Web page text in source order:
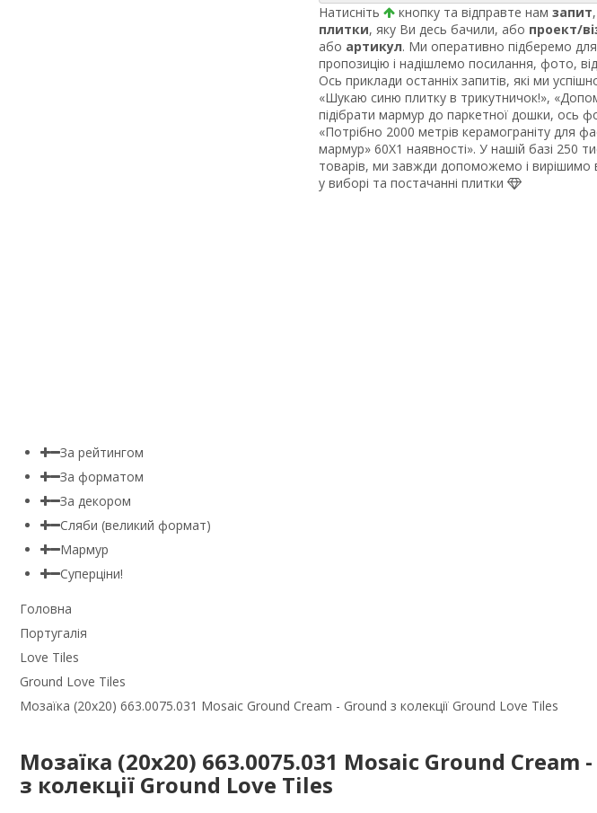
Натисніть
кнопку та відправте нам запит
плитки, яку Ви десь бачили, або проект/
або артикул. Ми оперативно підберемо
пропозицію і надішлемо посилання, фото,
Ось приклади останніх запитів, які ми
«Шукаю синю плитку в трикутничок!»,
підібрати мармур до паркетної дошки, ось
«Потрібно 2000 метрів керамограніту для
мармур» 60Х1 наявності». У нашій базі 250
товарів, ми завжди допоможемо і вирішимо
у виборі та постачанні плитки
За рейтингом
За форматом
За декором
Сляби (великий формат)
Мармур
Суперціни!
Головна
Португалія
Love Tiles
Ground Love Tiles
Мозаїка (20x20) 663.0075.031 Mosaic Ground Cream - Ground з колекції Ground Love Tiles
Мозаїка (20x20) 663.0075.031 Mosaic Ground Cream
з колекції Ground Love Tiles